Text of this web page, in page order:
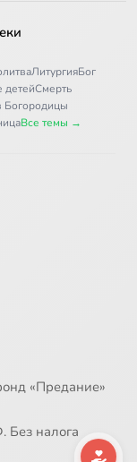
ЛитургияБог
детейСмерть
Богородицы
Все темы →
«Предание»
Без налога